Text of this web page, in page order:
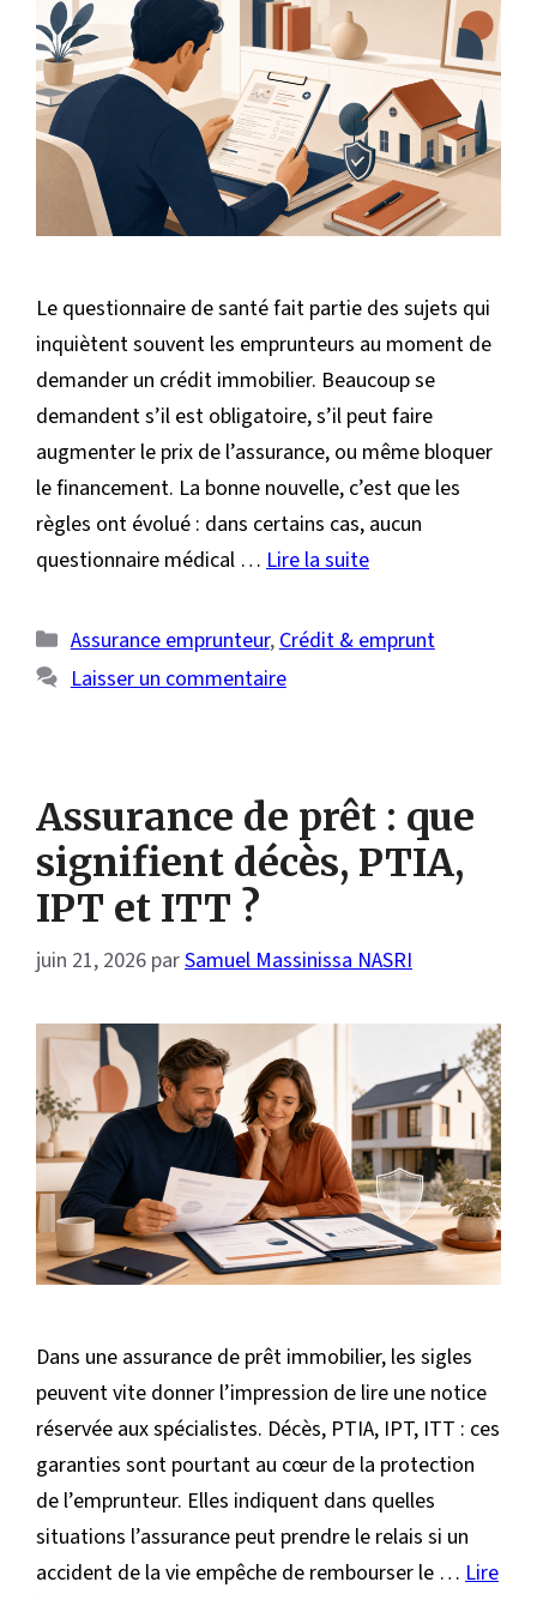
Le questionnaire de santé fait partie des sujets qui
inquiètent souvent les emprunteurs au moment de
demander un crédit immobilier. Beaucoup se
demandent s’il est obligatoire, s’il peut faire
augmenter le prix de l’assurance, ou même bloquer
le financement. La bonne nouvelle, c’est que les
règles ont évolué : dans certains cas, aucun
questionnaire médical … Lire la suite
Catégories
Assurance emprunteur, Crédit & emprunt
Laisser un commentaire
Assurance de prêt : que
signifient décès, PTIA,
IPT et ITT ?
juin 21, 2026 parSamuel Massinissa NASRI
Dans une assurance de prêt immobilier, les sigles
peuvent vite donner l’impression de lire une notice
réservée aux spécialistes. Décès, PTIA, IPT, ITT : ces
garanties sont pourtant au cœur de la protection
de l’emprunteur. Elles indiquent dans quelles
situations l’assurance peut prendre le relais si un
accident de la vie empêche de rembourser le … Lire